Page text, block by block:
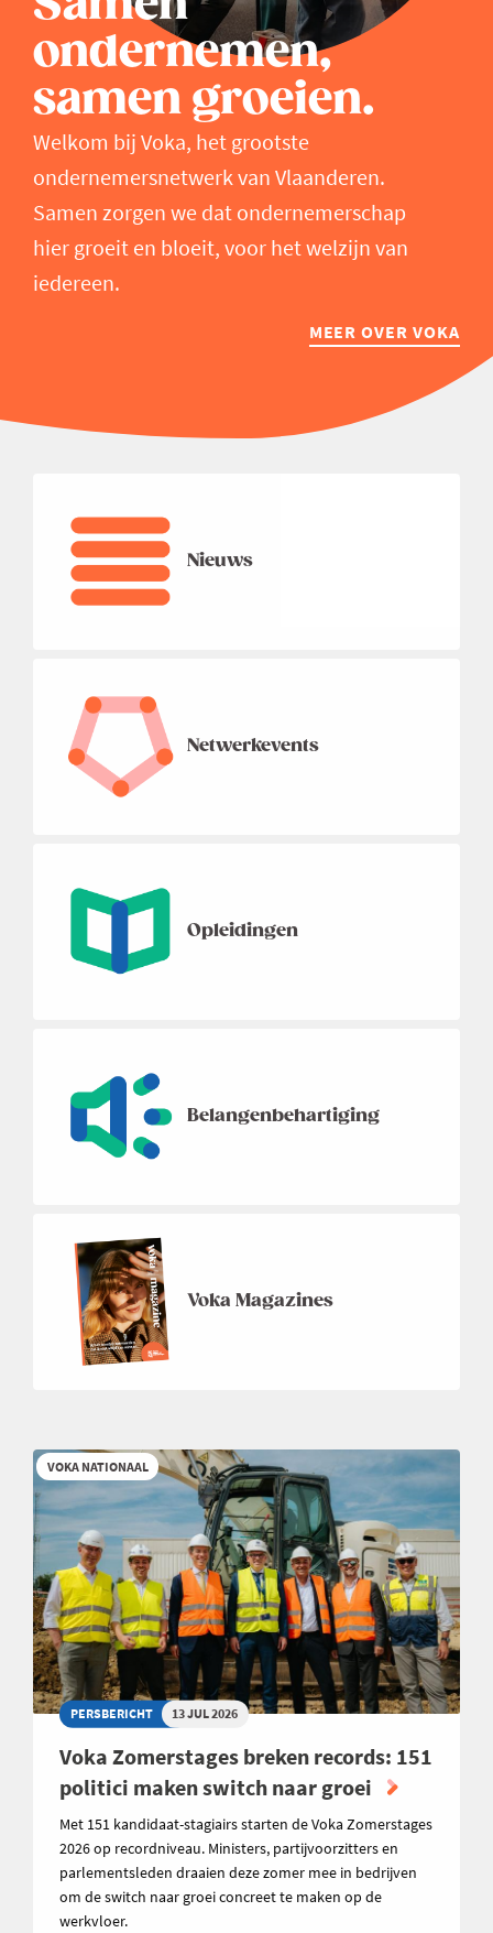
ondernemen,
samen groeien.
Welkom bij Voka, het grootste
ondernemersnetwerk van Vlaanderen.
Samen zorgen we dat ondernemerschap
hier groeit en bloeit, voor het welzijn van
iedereen.
MEER OVER VOKA
Nieuws
Netwerkevents
Opleidingen
Belangenbehartiging
Voka Magazines
VOKA NATIONAAL
PERSBERICHT 13 JUL 2026
Voka Zomerstages breken records: 151
politici maken switch naar groei
Met 151 kandidaat-stagiairs starten de Voka Zomerstages
2026 op recordniveau. Ministers, partijvoorzitters en
parlementsleden draaien deze zomer mee in bedrijven
om de switch naar groei concreet te maken op de
werkvloer.